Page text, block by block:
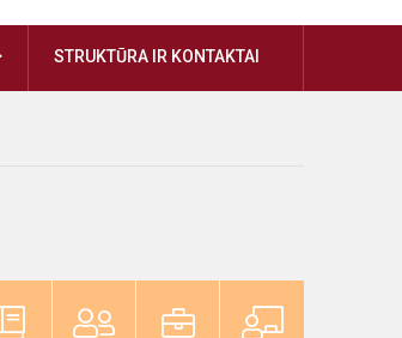
DAUGIAUSTRUKTŪRA IR KONTAKTAI